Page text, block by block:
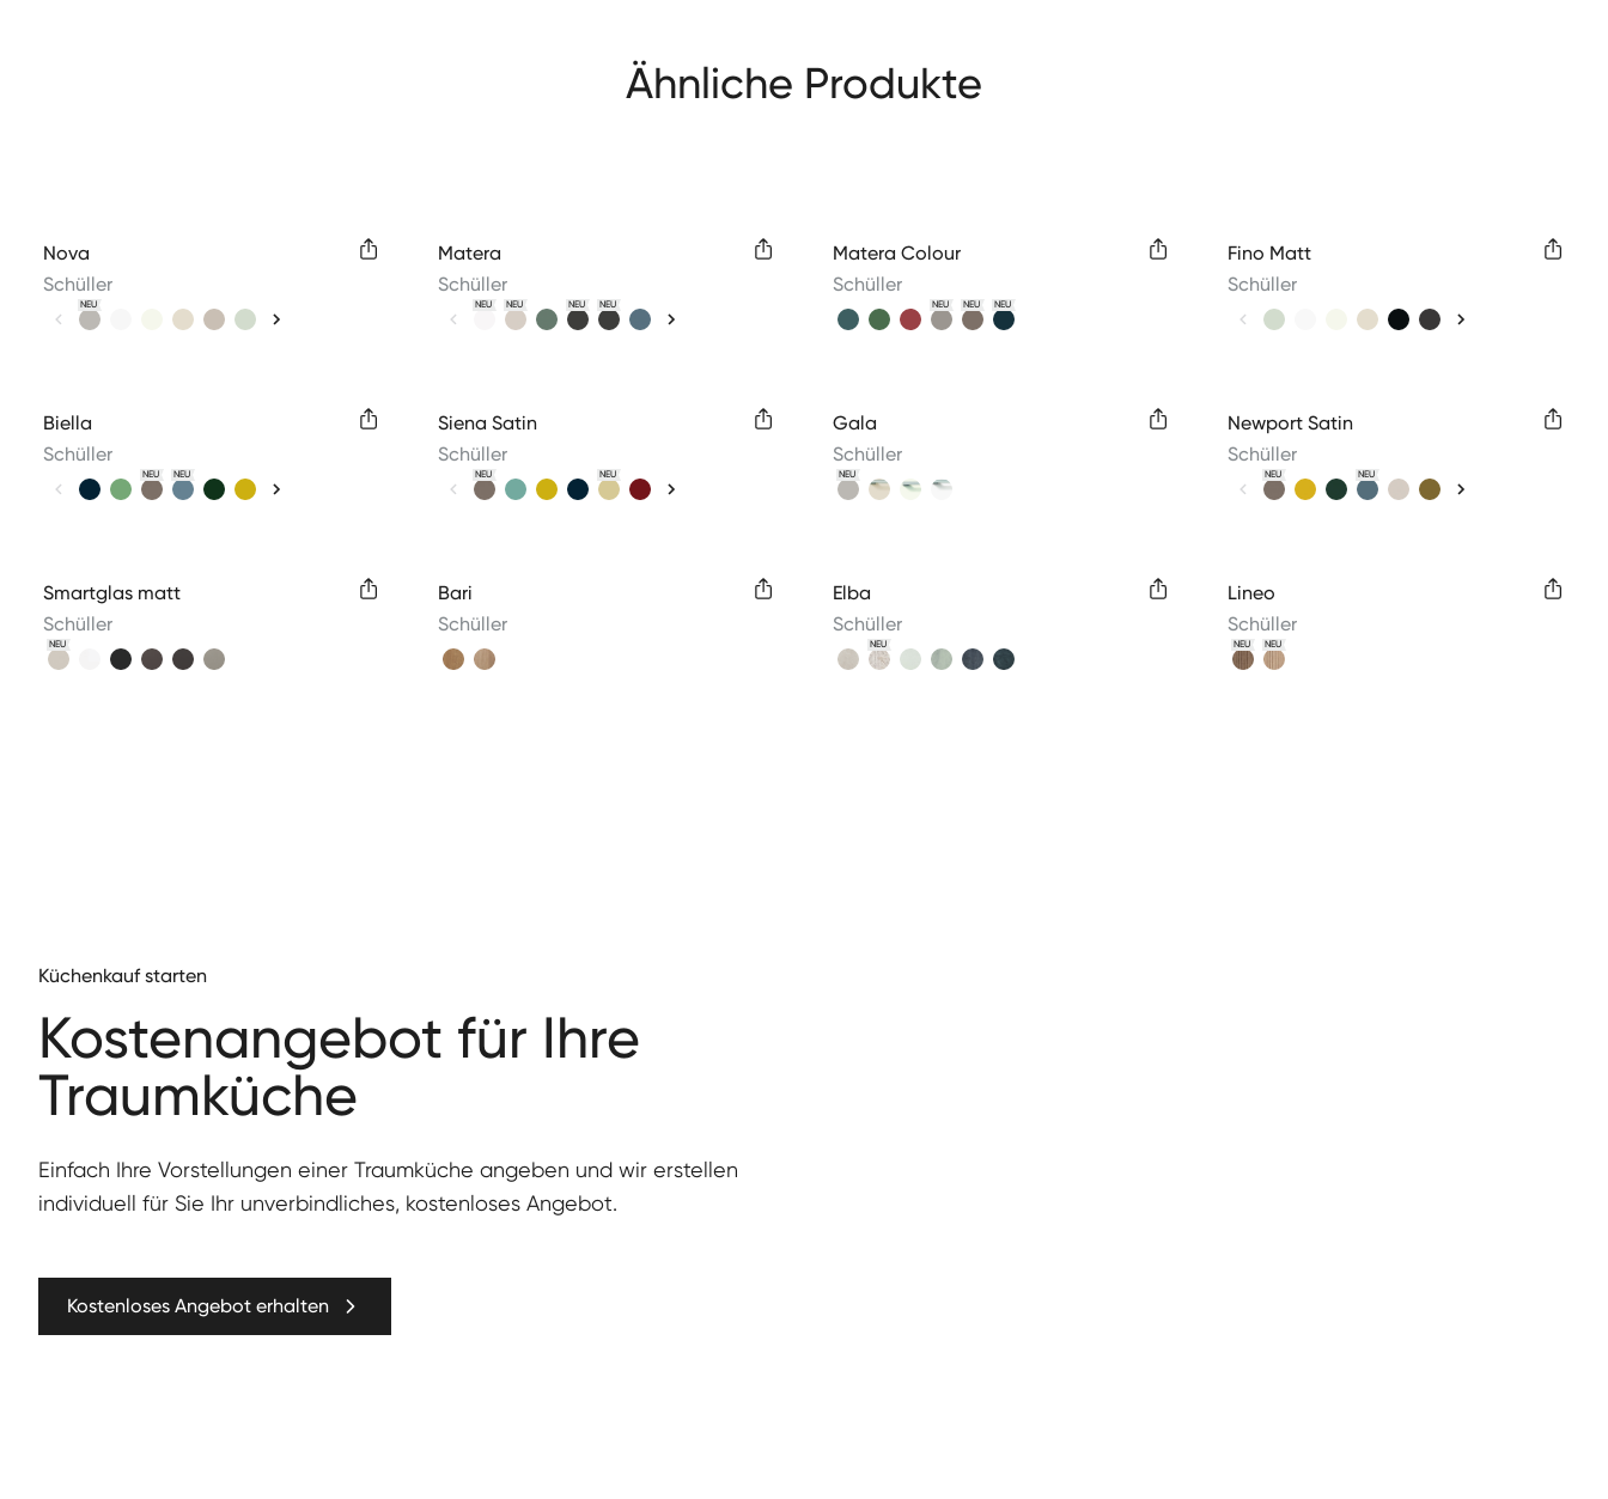
Ähnliche Produkte
Nova
Schüller
NEU
Matera
Schüller
NEU NEU NEU NEU
Matera Colour
Schüller
NEU NEU NEU
Fino Matt
Schüller
Biella
Schüller
NEU NEU
Siena Satin
Schüller
NEU NEU
Gala
Schüller
NEU
Newport Satin
Schüller
NEU NEU
Smartglas matt
Schüller
NEU
Bari
Schüller
Elba
Schüller
NEU
Lineo
Schüller
NEU NEU
Küchenkauf starten
Kos­te­nange­bot für Ihre
Traumküche
Ein­fach Ihre Vorstel­lun­gen ein­er Traumküche angeben und wir erstellen
individuell für Sie Ihr unverbindliches, kostenloses Angebot.
Kostenloses Angebot erhalten